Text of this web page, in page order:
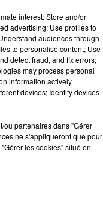
que
durer
interest: Store and/or
advertising; Use profiles to
audiences through
to personalise content; Use
detect fraud, and fix errors;
may process personal
information actively
devices; Identify devices
ou partenaires dans "Gérer
ne s'appliqueront que pour
les cookies" situé en